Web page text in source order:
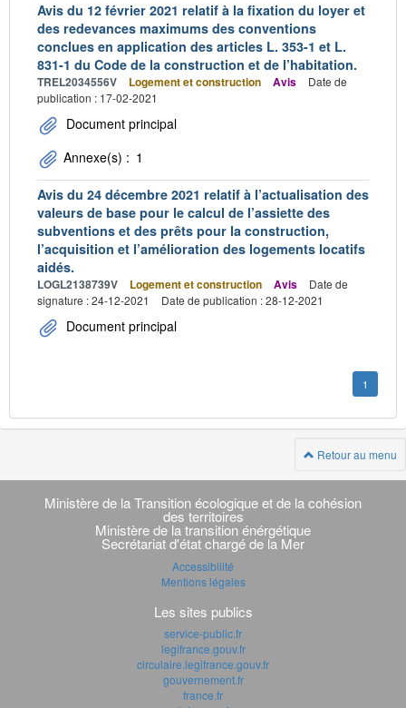
Avis du 12 février 2021 relatif à la fixation du loyer et
des redevances maximums des conventions
conclues en application des articles L. 353-1 et L.
831-1 du Code de la construction et de l’habitation.
TREL2034556V Logement et construction Avis
Date de
publication : 17-02-2021
Document principal
Annexe(s) : 1
Avis du 24 décembre 2021 relatif à l’actualisation des
valeurs de base pour le calcul de l’assiette des
subventions et des prêts pour la construction,
l’acquisition et l’amélioration des logements locatifs
aidés.
LOGL2138739V Logement et construction Avis
Date de
signature : 24-12-2021
Date de publication : 28-12-2021
Document principal
1
Retour au menu
Navigation
transverse
Ministère de la Transition écologique et de la cohésion
des territoires
Ministère de la transition énérgétique
Secrétariat d'état chargé de la Mer
Accessibilité
Mentions légales
Les sites publics
service-public.fr
legifrance.gouv.fr
circulaire.legifrance.gouv.fr
gouvernement.fr
france.fr